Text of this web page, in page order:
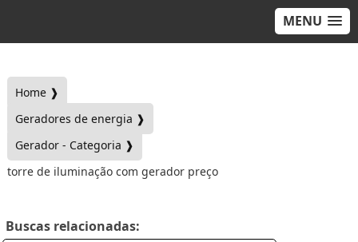
MENU
Home ❱
Geradores de energia ❱
Gerador - Categoria ❱
torre de iluminação com gerador preço
Buscas relacionadas: